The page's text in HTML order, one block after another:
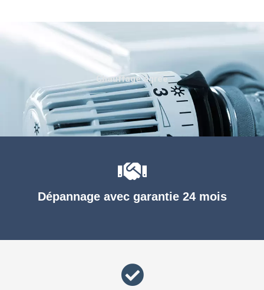
Dépannage avec garantie 24 mois
Chauffage agréé